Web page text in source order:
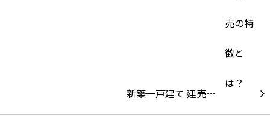
新築一戸建て 建売…